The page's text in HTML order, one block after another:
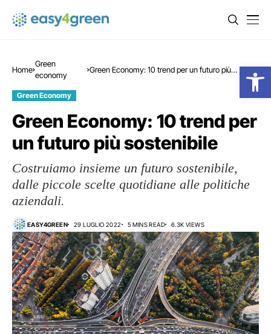
Home
Green
economy
Green Economy: 10 trend per un futuro più
Green Economy
Green Economy: 10 trend per
un futuro più sostenibile
Costruiamo insieme un futuro sostenibile,
dalle piccole scelte quotidiane alle politiche
aziendali.
EASY4GREEN 29 LUGLIO 2022 5 MINS READ 6.3K VIEWS